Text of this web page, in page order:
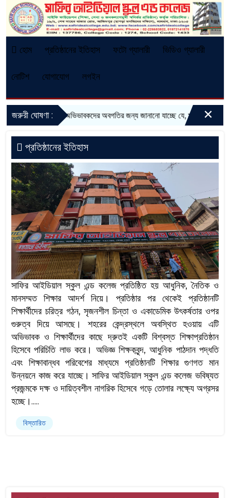
হোম প্রতিষ্ঠানের ইতিহাস ফটো গ্যালারী ভিডিও গ্যালারী
নোটিশ যোগাযোগ লগইন
জরুরী ঘোষণা :
ইচ্ছুক শিক্ষার্থী ও অভিভাবকদের অবগতির জন্য জানানো যাচ্ছে যে, সরকারি নির্দেশনা
×
প্রতিষ্ঠানের ইতিহাস
সাফির আইডিয়াল স্কুল এন্ড কলেজ প্রতিষ্ঠিত হয় আধুনিক, নৈতিক ও
মানসম্মত শিক্ষার আদর্শ নিয়ে। প্রতিষ্ঠার পর থেকেই প্রতিষ্ঠানটি
শিক্ষার্থীদের চরিত্র গঠন, সৃজনশীল চিন্তা ও একাডেমিক উৎকর্ষতার ওপর
গুরুত্ব দিয়ে আসছে। শহরের কেন্দ্রস্থলে অবস্থিত হওয়ায় এটি
অভিভাবক ও শিক্ষার্থীদের কাছে দ্রুতই একটি বিশ্বস্ত শিক্ষাপ্রতিষ্ঠান
হিসেবে পরিচিতি লাভ করে। অভিজ্ঞ শিক্ষকবৃন্দ, আধুনিক পাঠদান পদ্ধতি
এবং শিক্ষাবান্ধব পরিবেশের মাধ্যমে প্রতিষ্ঠানটি শিক্ষার গুণগত মান
উন্নয়নে কাজ করে যাচ্ছে। সাফির আইডিয়াল স্কুল এন্ড কলেজ ভবিষ্যত
প্রজন্মকে দক্ষ ও দায়িত্বশীল নাগরিক হিসেবে গড়ে তোলার লক্ষ্যে অগ্রসর
হচ্ছে।.....
বিস্তারিত